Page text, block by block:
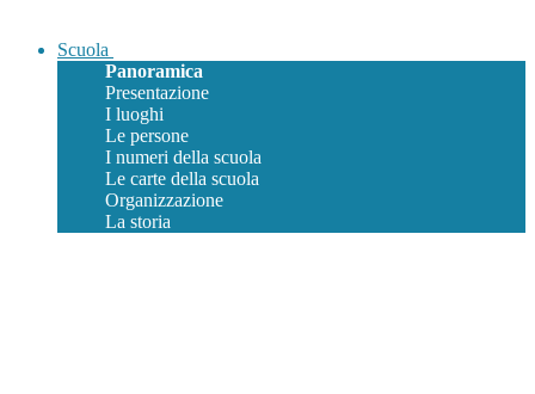
Scuola
Panoramica
Presentazione
I luoghi
Le persone
I numeri della scuola
Le carte della scuola
Organizzazione
La storia